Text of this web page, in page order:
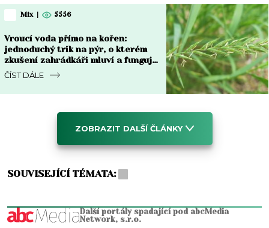
Mix 5556
Vroucí voda přímo na kořen:
jednoduchý trik na pýr, o kterém
zkušení zahrádkáři mluví a funguje
do týdne
ČÍST DÁLE
ZOBRAZIT DALŠÍ ČLÁNKY
SOUVISEJÍCÍ TÉMATA:
Další portály spadající pod abcMedia
Network, s.r.o.